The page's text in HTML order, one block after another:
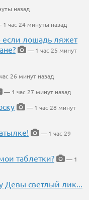
назад
час 24 минуты назад
если лошадь ляжет
— 1 час 25 минут
26 минут назад
— 1 час 27 минут назад
— 1 час 28 минут
— 1 час 29
таблетки?
— 1
Девы светлый лик...